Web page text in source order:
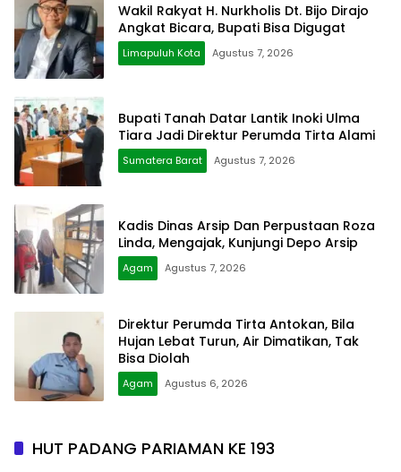
Wakil Rakyat H. Nurkholis Dt. Bijo Dirajo
Angkat Bicara, Bupati Bisa Digugat
Limapuluh Kota Agustus 7, 2026
Bupati Tanah Datar Lantik Inoki Ulma
Tiara Jadi Direktur Perumda Tirta Alami
Sumatera Barat Agustus 7, 2026
Kadis Dinas Arsip Dan Perpustaan Roza
Linda, Mengajak, Kunjungi Depo Arsip
Agam Agustus 7, 2026
Direktur Perumda Tirta Antokan, Bila
Hujan Lebat Turun, Air Dimatikan, Tak
Bisa Diolah
Agam Agustus 6, 2026
HUT PADANG PARIAMAN KE 193